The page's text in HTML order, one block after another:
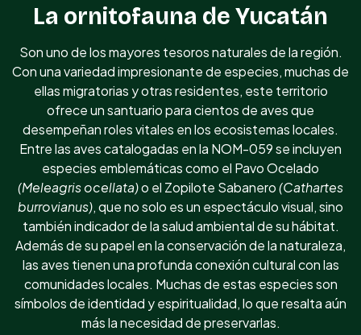
La ornitofauna de Yucatán
Son uno de los mayores tesoros naturales de la región.
Con una variedad impresionante de especies, muchas de
ellas migratorias y otras residentes, este territorio
ofrece un santuario para cientos de aves que
desempeñan roles vitales en los ecosistemas locales.
Entre las aves catalogadas en la NOM-059 se incluyen
especies emblemáticas como el Pavo Ocelado
(Meleagris ocellata)o el Zopilote Sabanero(Cathartes
burrovianus), que no solo es un espectáculo visual, sino
también indicador de la salud ambiental de su hábitat.
Además de su papel en la conservación de la naturaleza,
las aves tienen una profunda conexión cultural con las
comunidades locales. Muchas de estas especies son
símbolos de identidad y espiritualidad, lo que resalta aún
más la necesidad de preservarlas.